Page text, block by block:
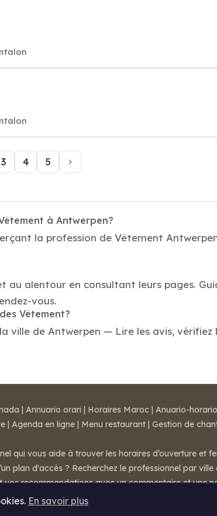
3 4 5
à Antwerpen?
la profession de Vêtement
alentour en consultant leurs pages.
vous.
Vêtement?
ville de Antwerpen — Lire les avis,
En savoir plus
| Annuario orari | Horaires Maroc | Anuario-horario
| Agenda en ligne | Menu restaurant | Gestion de
qui vous aide à trouver les horaires d’ouverture et
plan d'accès ? Recherchez le professionnel par
recommandations avec un commentaire et une